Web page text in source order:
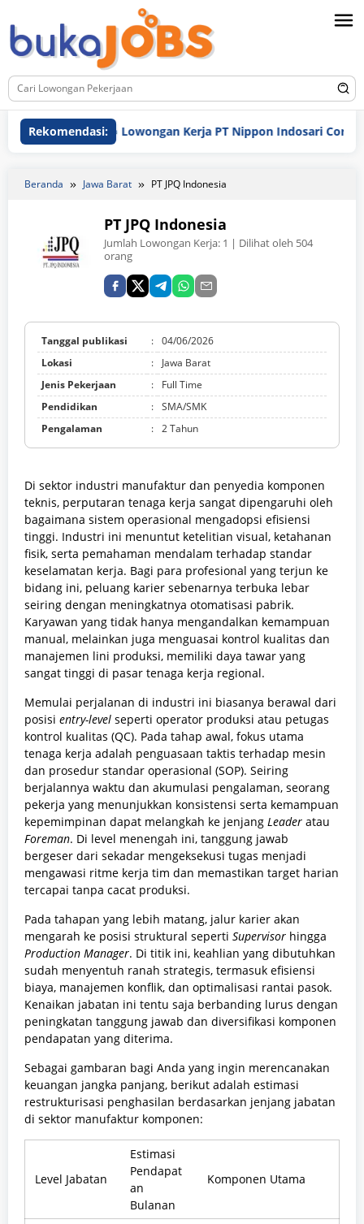
ke
konten
Rekomendasi:Lowongan Kerja PT Nippon Indosari Corpindo
Beranda Jawa Barat PT JPQ Indonesia
PT JPQ Indonesia
Jumlah Lowongan Kerja: 1 | Dilihat oleh 504
orang
Tanggal publikasi : 04/06/2026
Lokasi
:
Jawa Barat
Jenis Pekerjaan
:
Full Time
Pendidikan
: SMA/SMK
Pengalaman
: 2 Tahun
Di sektor industri manufaktur dan penyedia komponen
teknis, perputaran tenaga kerja sangat dipengaruhi oleh
bagaimana sistem operasional mengadopsi efisiensi
tinggi. Industri ini menuntut ketelitian visual, ketahanan
fisik, serta pemahaman mendalam terhadap standar
keselamatan kerja. Bagi para profesional yang terjun ke
bidang ini, peluang karier sebenarnya terbuka lebar
seiring dengan meningkatnya otomatisasi pabrik.
Karyawan yang tidak hanya mengandalkan kemampuan
manual, melainkan juga menguasai kontrol kualitas dan
manajemen lini produksi, memiliki daya tawar yang
sangat tinggi di pasar tenaga kerja regional.
Memulai perjalanan di industri ini biasanya berawal dari
posisi entry-level seperti operator produksi atau petugas
kontrol kualitas (QC). Pada tahap awal, fokus utama
tenaga kerja adalah penguasaan taktis terhadap mesin
dan prosedur standar operasional (SOP). Seiring
berjalannya waktu dan akumulasi pengalaman, seorang
pekerja yang menunjukkan konsistensi serta kemampuan
kepemimpinan dapat melangkah ke jenjang Leader atau
Foreman. Di level menengah ini, tanggung jawab
bergeser dari sekadar mengeksekusi tugas menjadi
mengawasi ritme kerja tim dan memastikan target harian
tercapai tanpa cacat produksi.
Pada tahapan yang lebih matang, jalur karier akan
mengarah ke posisi struktural seperti Supervisor hingga
Production Manager. Di titik ini, keahlian yang dibutuhkan
sudah menyentuh ranah strategis, termasuk efisiensi
biaya, manajemen konflik, dan optimalisasi rantai pasok.
Kenaikan jabatan ini tentu saja berbanding lurus dengan
peningkatan tanggung jawab dan diversifikasi komponen
pendapatan yang diterima.
Sebagai gambaran bagi Anda yang ingin merencanakan
keuangan jangka panjang, berikut adalah estimasi
restrukturisasi penghasilan berdasarkan jenjang jabatan
di sektor manufaktur komponen:
Level Jabatan
Estimasi
Pendapat
an
Bulanan
Komponen Utama